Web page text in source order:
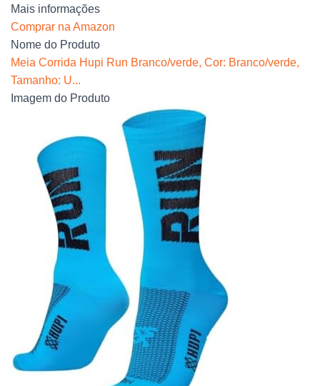
Mais informações
Comprar na Amazon
Nome do Produto
Meia Corrida Hupi Run Branco/verde, Cor: Branco/verde,
Tamanho: U...
Imagem do Produto